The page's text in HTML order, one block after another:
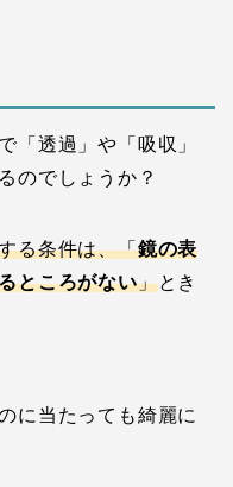
「透過」や「吸収」
のでしょうか？
る条件は、「鏡の表
ところがない」とき
に当たっても綺麗に